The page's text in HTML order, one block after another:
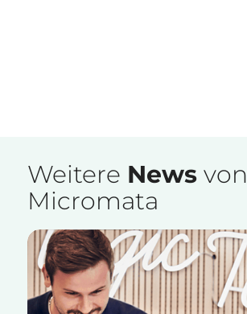
Weitere Newsvon
Micromata